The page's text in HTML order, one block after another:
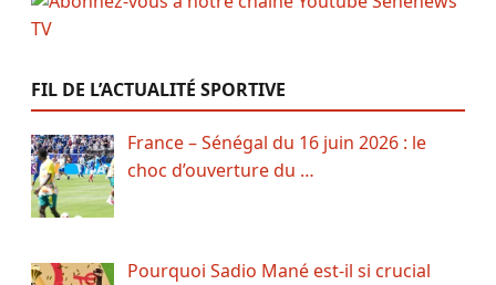
FIL DE L’ACTUALITÉ SPORTIVE
France – Sénégal du 16 juin 2026 : le
choc d’ouverture du …
Pourquoi Sadio Mané est-il si crucial